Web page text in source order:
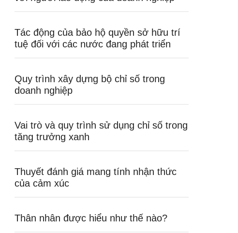
Tác động của bảo hộ quyền sở hữu trí
tuệ đối với các nước đang phát triển
Quy trình xây dựng bộ chỉ số trong
doanh nghiệp
Vai trò và quy trình sử dụng chỉ số trong
tăng trưởng xanh
Thuyết đánh giá mang tính nhận thức
của cảm xúc
Thân nhân được hiểu như thế nào?